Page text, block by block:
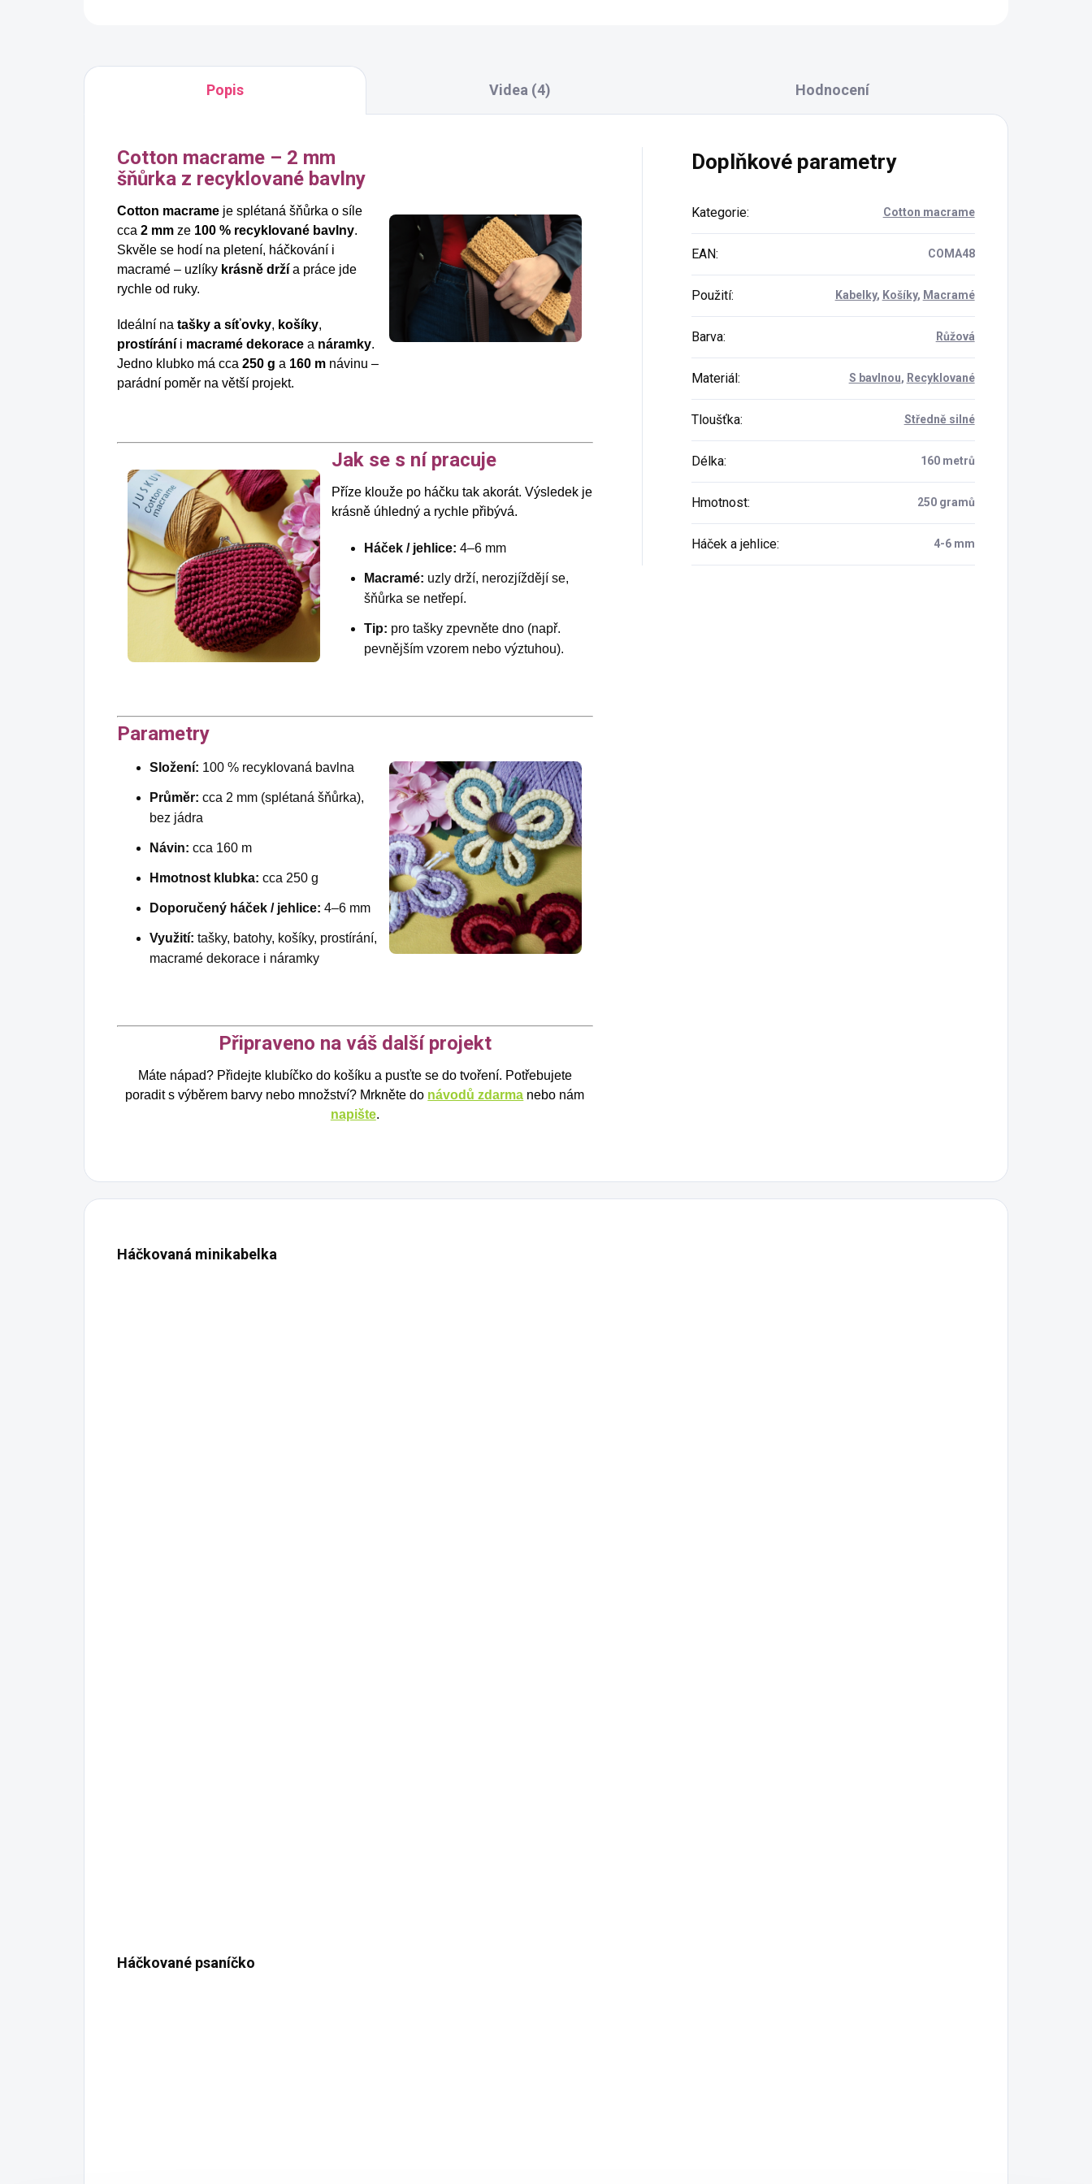
Popis Videa (4) Hodnocení
Cotton macrame – 2 mm
šňůrka z recyklované bavlny
Cotton macrame je splétaná šňůrka o síle
cca 2 mm ze 100 % recyklované bavlny.
Skvěle se hodí na pletení, háčkování i
macramé – uzlíky krásně drží a práce jde
rychle od ruky.
Ideální na tašky a síťovky, košíky,
prostírání i macramé dekorace a náramky.
Jedno klubko má cca 250 g a 160 m návinu –
parádní poměr na větší projekt.
Jak se s ní pracuje
Příze klouže po háčku tak akorát. Výsledek je
krásně úhledný a rychle přibývá.
Háček / jehlice: 4–6 mm
Macramé: uzly drží, nerozjíždějí se,
šňůrka se netřepí.
Tip: pro tašky zpevněte dno (např.
pevnějším vzorem nebo výztuhou).
Parametry
Složení: 100 % recyklovaná bavlna
Průměr: cca 2 mm (splétaná šňůrka),
bez jádra
Návin: cca 160 m
Hmotnost klubka: cca 250 g
Doporučený háček / jehlice: 4–6 mm
Využití: tašky, batohy, košíky, prostírání,
macramé dekorace i náramky
Připraveno na váš další projekt
Máte nápad? Přidejte klubíčko do košíku a pusťte se do tvoření. Potřebujete
poradit s výběrem barvy nebo množství? Mrkněte do návodů zdarma nebo nám
napište.
Doplňkové parametry
Kategorie: Cotton macrame
EAN: COMA48
Použití: Kabelky, Košíky, Macramé
Barva: Růžová
Materiál: S bavlnou, Recyklované
Tloušťka: Středně silné
Délka: 160 metrů
Hmotnost: 250 gramů
Háček a jehlice: 4-6 mm
Háčkovaná minikabelka
Háčkované psaníčko